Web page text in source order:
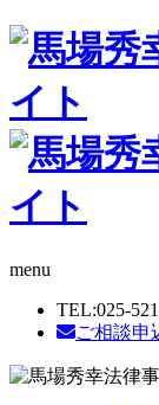
menu
TEL:025-
ご相談申